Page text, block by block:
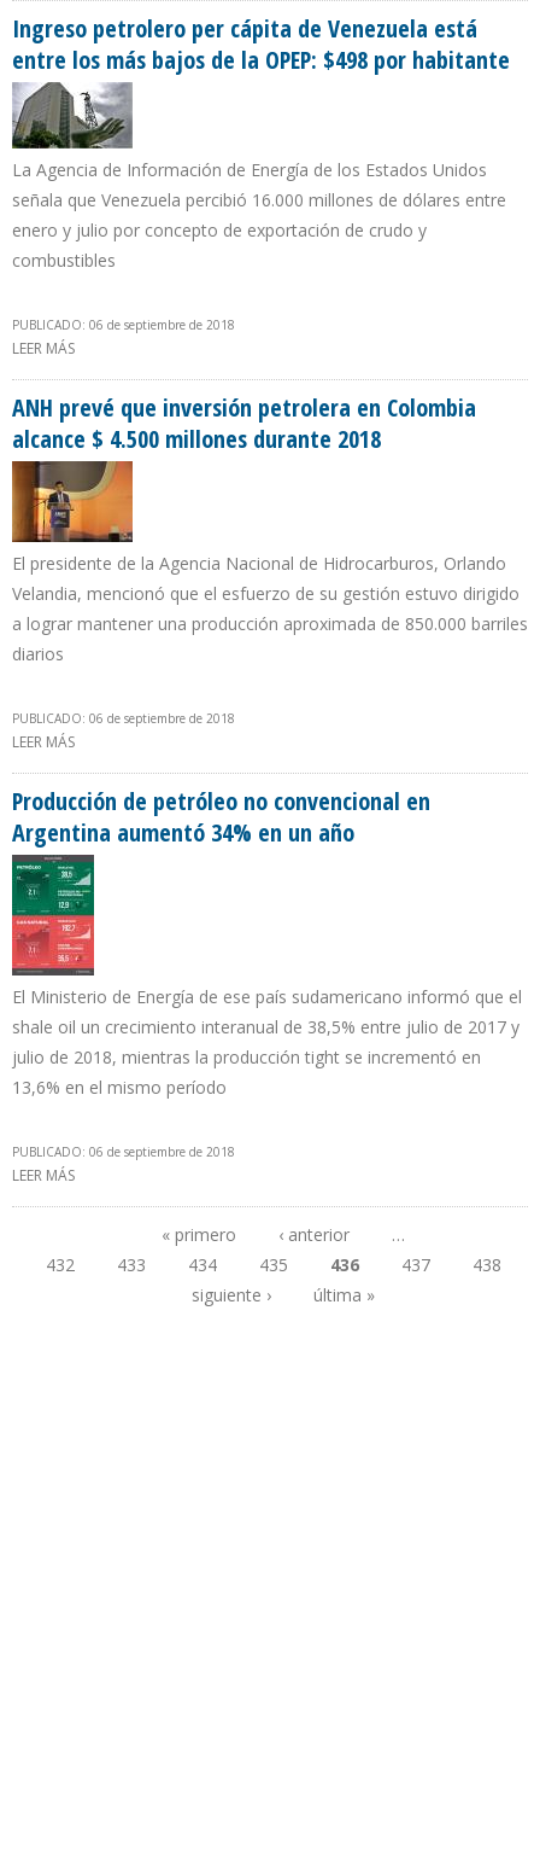
Ingreso petrolero per cápita de Venezuela está
entre los más bajos de la OPEP: $498 por habitante
La Agencia de Información de Energía de los Estados Unidos
señala que Venezuela percibió 16.000 millones de dólares entre
enero y julio por concepto de exportación de crudo y
combustibles
PUBLICADO: 06 de septiembre de 2018
LEER MÁS
ANH prevé que inversión petrolera en Colombia
alcance $ 4.500 millones durante 2018
El presidente de la Agencia Nacional de Hidrocarburos, Orlando
Velandia, mencionó que el esfuerzo de su gestión estuvo dirigido
a lograr mantener una producción aproximada de 850.000 barriles
diarios
PUBLICADO: 06 de septiembre de 2018
LEER MÁS
Producción de petróleo no convencional en
Argentina aumentó 34% en un año
El Ministerio de Energía de ese país sudamericano informó que el
shale oil un crecimiento interanual de 38,5% entre julio de 2017 y
julio de 2018, mientras la producción tight se incrementó en
13,6% en el mismo período
PUBLICADO: 06 de septiembre de 2018
LEER MÁS
Páginas
« primero ‹ anterior
…
432
433 434 435 436 437
438
siguiente ›
última »